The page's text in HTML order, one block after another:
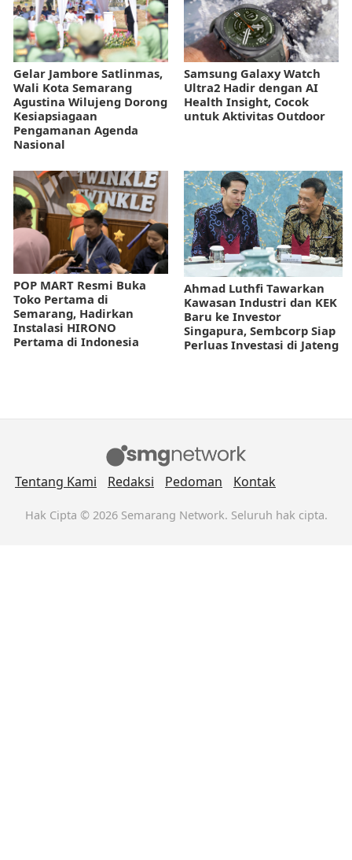
Gelar Jambore Satlinmas,
Wali Kota Semarang
Agustina Wilujeng Dorong
Kesiapsiagaan
Pengamanan Agenda
Nasional
Samsung Galaxy Watch
Ultra2 Hadir dengan AI
Health Insight, Cocok
untuk Aktivitas Outdoor
POP MART Resmi Buka
Toko Pertama di
Semarang, Hadirkan
Instalasi HIRONO
Pertama di Indonesia
Ahmad Luthfi Tawarkan
Kawasan Industri dan KEK
Baru ke Investor
Singapura, Sembcorp Siap
Perluas Investasi di Jateng
Tentang Kami Redaksi Pedoman Kontak
Hak Cipta © 2026 Semarang Network. Seluruh hak cipta.